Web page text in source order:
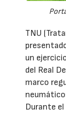
TNU
un
del Real
marco
Durante